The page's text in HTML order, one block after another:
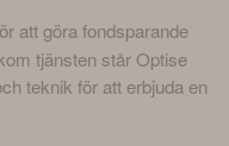
att göra fondsparande
tjänsten står Optise
teknik för att erbjuda en